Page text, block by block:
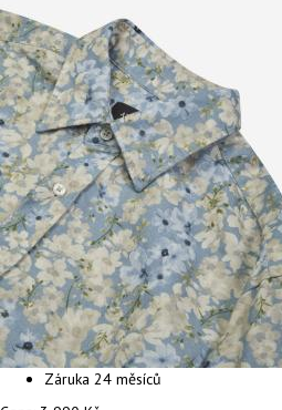
Záruka 24 měsíců